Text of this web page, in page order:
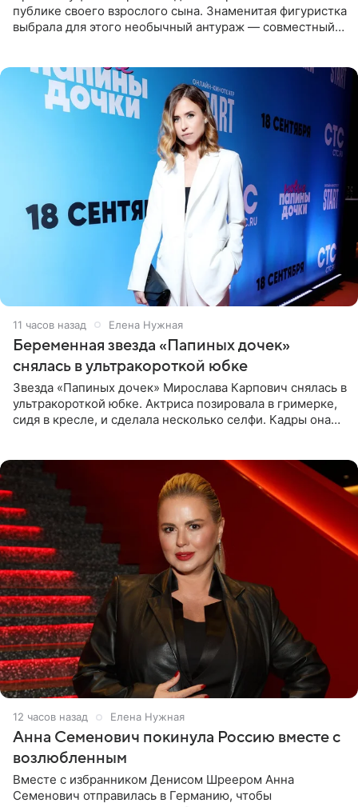
публике своего взрослого сына. Знаменитая фигуристка
выбрала для этого необычный антураж — совместный
11 часов назад Елена Нужная
Беременная звезда «Папиных дочек»
снялась в ультракороткой юбке
Звезда «Папиных дочек» Мирослава Карпович снялась в
ультракороткой юбке. Актриса позировала в гримерке,
сидя в кресле, и сделала несколько селфи. Кадры она
12 часов назад Елена Нужная
Анна Семенович покинула Россию вместе с
возлюбленным
Вместе с избранником Денисом Шреером Анна
Семенович отправилась в Германию, чтобы